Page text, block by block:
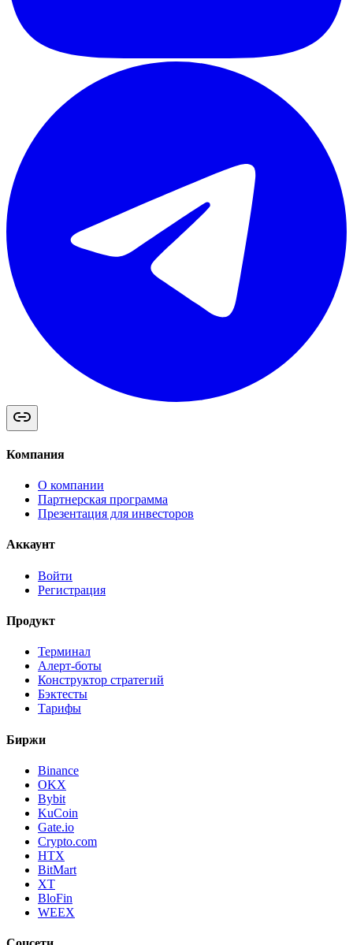
Компания
О компании
Партнерская программа
Презентация для инвесторов
Аккаунт
Войти
Регистрация
Продукт
Терминал
Алерт-боты
Конструктор стратегий
Бэктесты
Тарифы
Биржи
Binance
OKX
Bybit
KuCoin
Gate.io
Crypto.com
HTX
BitMart
XT
BloFin
WEEX